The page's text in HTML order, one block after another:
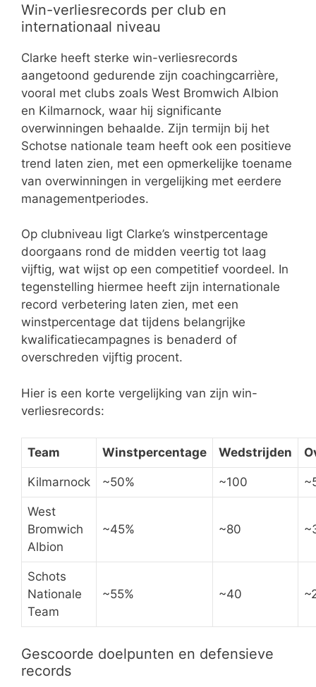
Win-verliesrecords per club en
internationaal niveau
Clarke heeft sterke win-verliesrecords
aangetoond gedurende zijn coachingcarrière,
vooral met clubs zoals West Bromwich Albion
en Kilmarnock, waar hij significante
overwinningen behaalde. Zijn termijn bij het
Schotse nationale team heeft ook een positieve
trend laten zien, met een opmerkelijke toename
van overwinningen in vergelijking met eerdere
managementperiodes.
Op clubniveau ligt Clarke’s winstpercentage
doorgaans rond de midden veertig tot laag
vijftig, wat wijst op een competitief voordeel. In
tegenstelling hiermee heeft zijn internationale
record verbetering laten zien, met een
winstpercentage dat tijdens belangrijke
kwalificatiecampagnes is benaderd of
overschreden vijftig procent.
Hier is een korte vergelijking van zijn win-
verliesrecords:
Team Winstpercentage Wedstrijden
Kilmarnock ~50% ~100
West
Bromwich
Albion
~45% ~80
Schots
Nationale
Team
~55% ~40
Gescoorde doelpunten en defensieve
records